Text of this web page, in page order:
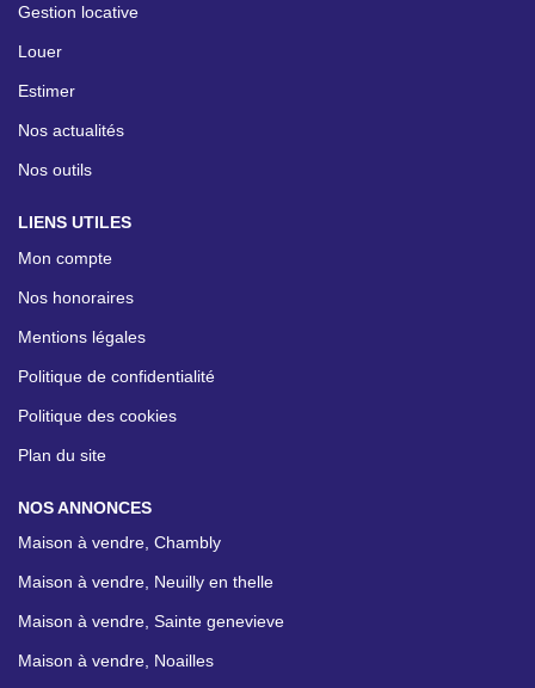
Gestion locative
Louer
Estimer
Nos actualités
Nos outils
LIENS UTILES
Mon compte
Nos honoraires
Mentions légales
Politique de confidentialité
Politique des cookies
Plan du site
NOS ANNONCES
Maison à vendre, Chambly
Maison à vendre, Neuilly en thelle
Maison à vendre, Sainte genevieve
Maison à vendre, Noailles